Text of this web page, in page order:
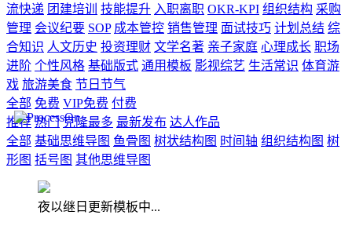
流快递 团建培训 技能提升 入职离职 OKR-KPI 组织结构 采购
管理 会议纪要 SOP 成本管控 销售管理 面试技巧 计划总结 综
合知识 人文历史 投资理财 文学名著 亲子家庭 心理成长 职场
进阶 个性风格 基础版式 通用模板 影视综艺 生活常识 体育游
戏 旅游美食 节日节气
全部 免费 VIP免费 付费
推荐 热门 克隆最多 最新发布 达人作品
全部 基础思维导图 鱼骨图 树状结构图 时间轴 组织结构图 树
形图 括号图 其他思维导图
夜以继日更新模板中...